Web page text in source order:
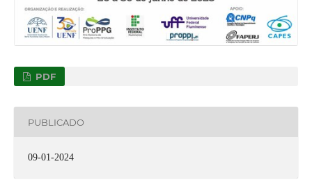
PDF
PUBLICADO
09-01-2024